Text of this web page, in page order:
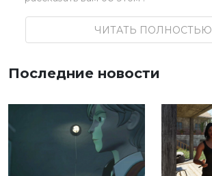
ЧИТАТЬ ПОЛНОСТЬЮ
Последние новости